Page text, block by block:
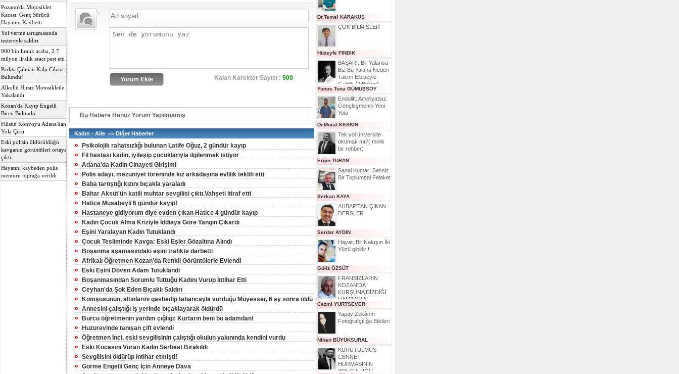
Pozantı'da Motosiklet
Kazası: Genç Sürücü
Hayatını Kaybetti
Yol verme tartışmasında
testereyle saldırı
900 bin liralık araba, 2.7
milyon liralık aracı pert etti
Parkta Çalınan Kalp Cihazı
Bulundu!
Alkollü Hırsız Motosikletle
Yakalandı
Kozan'da Kayıp Engelli
Birey Bulundu
Filistin Konvoyu Adana'dan
Yola Çıktı
Eski polisin öldürüldüğü
kavganın görüntüleri ortaya
çıktı
Hayatını kaybeden polis
memuru toprağa verildi
Kalan Karekter Sayısı : 500
Bu Habere Henüz Yorum Yapılmamış
Kadın - Aile => Diğer Haberler
» Psikolojik rahatsızlığı bulunan Latife Oğuz, 2 gündür kayıp
» Fil hastası kadın, iyileşip çocuklarıyla ilgilenmek istiyor
» Adana'da Kadın Cinayeti Girişimi
» Polis adayı, mezuniyet töreninde kız arkadaşına evlilik teklifi etti
» Baba tartıştığı kızını bıçakla yaraladı
» Bahar Aksüt'ün katili muhtar sevgilisi çıktı.Vahşeti itiraf etti
» Hatice Musabeyli 6 gündür kayıp!
» Hastaneye gidiyorum diye evden çıkan Hatice 4 gündür kayıp
» Kadın Çocuk Alma Kriziyle İddiaya Göre Yangın Çıkardı
» Eşini Yaralayan Kadın Tutuklandı
» Çocuk Tesliminde Kavga: Eski Eşler Gözaltına Alındı
» Boşanma aşamasındaki eşini trafikte darbetti
» Afrikalı Öğretmen Kozan'da Renkli Görüntülerle Evlendi
» Eski Eşini Döven Adam Tutuklandı
» Boşanmasından Sorumlu Tuttuğu Kadını Vurup İntihar Etti
» Ceyhan'da Şok Eden Bıçaklı Saldırı
» Komşusunun, altınlarını gasbedip tabancayla vurduğu Müyesser, 6 ay sonra öldü
» Annesini çalıştığı iş yerinde bıçaklayarak öldürdü
» Burcu öğretmenin yardım çığlığı: Kurtarın beni bu adamdan!
» Huzurevinde tanışan çift evlendi
» Öğretmen İnci, eski sevgilisinin çalıştığı okulun yakınında kendini vurdu
» Eski Kocasını Vuran Kadın Serbest Bırakıldı
» Sevgilisini öldürüp intihar etmişti!
» Görme Engelli Genç İçin Anneye Dava
Dr.Temel KARAKUŞ
ÇOK BİLMİŞLER
Hüzeyfe FINDIK
BAŞARI: Bir Yalansa
Biz Bu Yalana Neden
Takım Elbiseyle
Geldik (2.Bölüm)
Yunus Tuna GÜMÜŞSOY
Endolift: Ameliyatsız
Gençleşmenin Yeni
Yolu
Dr.Murat KESKİN
Tek yol üniversite
okumak mı?( minik
bir rehber)
Ergin TURAN
Sanal Kumar: Sessiz
Bir Toplumsal Felaket
Serkan KAYA
AHBAP'TAN ÇIKAN
DERSLER
Serdar AYDIN
Hayat, Bir Nakışın İki
Yüzü gibidir !
Güliz ÖZSÜT
FRANSIZLARIN
KOZAN'DA
KURŞUNA DİZDİĞİ
HAMZA'NIN
HİKAYESİ
Cezmi YURTSEVER
Yapay Zekânın
Fotoğrafçılığa Etkileri
Nihan BÜYÜKSURAL
KURUTULMUŞ
CENNET
HURMASININ
YOLCULUĞU